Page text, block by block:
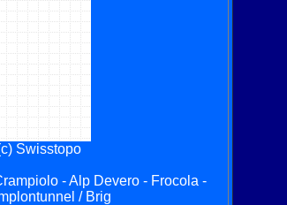
Swisstopo
- Alp Devero - Frocola -
/ Brig